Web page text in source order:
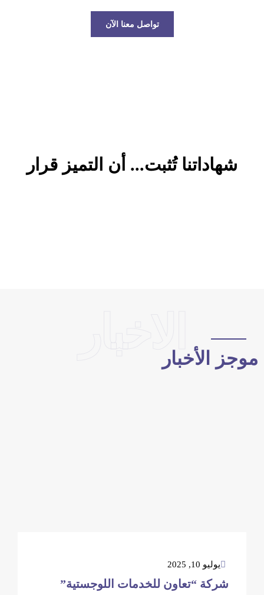
تواصل معنا الآن
شهاداتنا تُثبت... أن التميز قرار
الأخبار
يوليو 10, 2025
شركة “تعاون للخدمات اللوجستية”